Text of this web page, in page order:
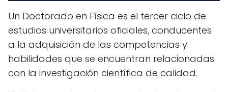
Un Doctorado en Física es el tercer ciclo de
estudios universitarios oficiales, conducentes
a la adquisición de las competencias y
habilidades que se encuentran relacionadas
con la investigación científica de calidad.